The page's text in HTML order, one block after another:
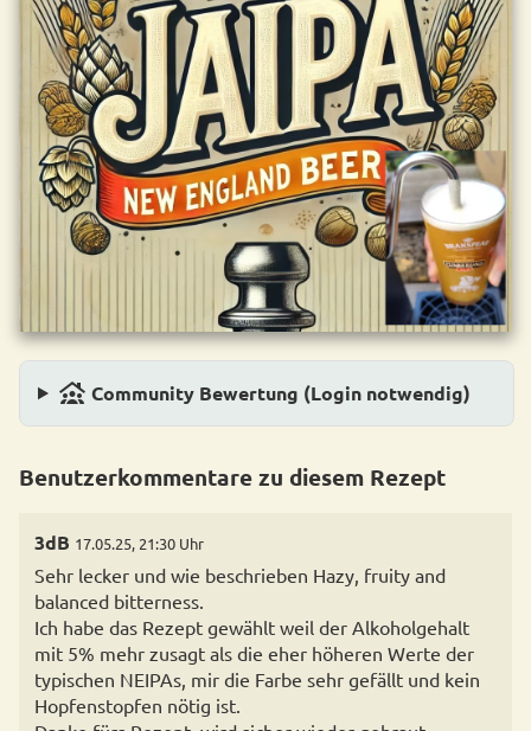
family_group Community Bewertung (Login notwendig)
Benutzerkommentare zu diesem Rezept
3dB 17.05.25, 21:30 Uhr
Sehr lecker und wie beschrieben Hazy, fruity and
balanced bitterness.
Ich habe das Rezept gewählt weil der Alkoholgehalt
mit 5% mehr zusagt als die eher höheren Werte der
typischen NEIPAs, mir die Farbe sehr gefällt und kein
Hopfenstopfen nötig ist.